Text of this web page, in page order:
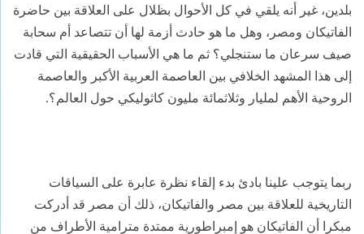
بلدين، غير أنه يلقي في كل الأحوال بظلال على العلاقة بين حاضرة
الفاتيكان ومصر، وهل ما هو حادث أزمة لها أن تتصاعد أم سحابة
صيف سرعان ما ستنجلي؟ ثم ما هي الأسباب الحقيقية التي قادت
إلى هذا المشهد الخلافي بين العاصمة العربية الأكبر والعاصمة
الروحية الأهم لمليار وثلاثمائة مليون كاثوليكي حول العالم؟.
ربما يتوجب علينا بادئ بدء إلقاء نظرة عابرة على السياقات
التاريخية للعلاقة بين مصر والفاتيكان، ذلك أن مصر قد أدركت
مبكرا أن الفاتيكان هو إمبراطورية ممتدة مترامية الأطراف من